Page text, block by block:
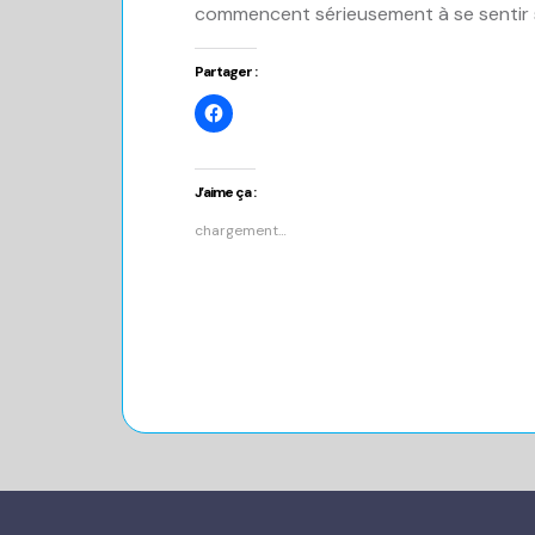
commencent sérieusement à se sentir
Partager :
Cliquez
pour
Facebook(ouvre
dans
une
fenêtre)
J’aime ça :
chargement…